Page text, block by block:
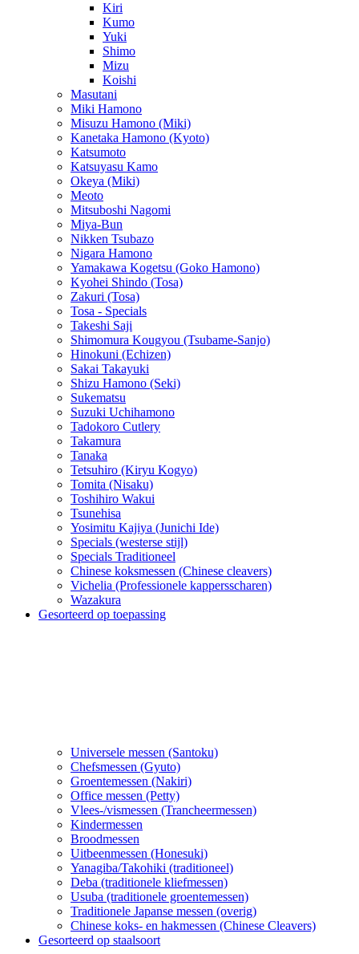
Kiri
Kumo
Yuki
Shimo
Mizu
Koishi
Masutani
Miki Hamono
Misuzu Hamono (Miki)
Kanetaka Hamono (Kyoto)
Katsumoto
Katsuyasu Kamo
Okeya (Miki)
Meoto
Mitsuboshi Nagomi
Miya-Bun
Nikken Tsubazo
Nigara Hamono
Yamakawa Kogetsu (Goko Hamono)
Kyohei Shindo (Tosa)
Zakuri (Tosa)
Tosa - Specials
Takeshi Saji
Shimomura Kougyou (Tsubame-Sanjo)
Hinokuni (Echizen)
Sakai Takayuki
Shizu Hamono (Seki)
Sukematsu
Suzuki Uchihamono
Tadokoro Cutlery
Takamura
Tanaka
Tetsuhiro (Kiryu Kogyo)
Tomita (Nisaku)
Toshihiro Wakui
Tsunehisa
Yosimitu Kajiya (Junichi Ide)
Specials (westerse stijl)
Specials Traditioneel
Chinese koksmessen (Chinese cleavers)
Vichelia (Professionele kappersscharen)
Wazakura
Gesorteerd op toepassing
Universele messen (Santoku)
Chefsmessen (Gyuto)
Groentemessen (Nakiri)
Office messen (Petty)
Vlees-/vismessen (Trancheermessen)
Kindermessen
Broodmessen
Uitbeenmessen (Honesuki)
Yanagiba/Takohiki (traditioneel)
Deba (traditionele kliefmessen)
Usuba (traditionele groentemessen)
Traditionele Japanse messen (overig)
Chinese koks- en hakmessen (Chinese Cleavers)
Gesorteerd op staalsoort